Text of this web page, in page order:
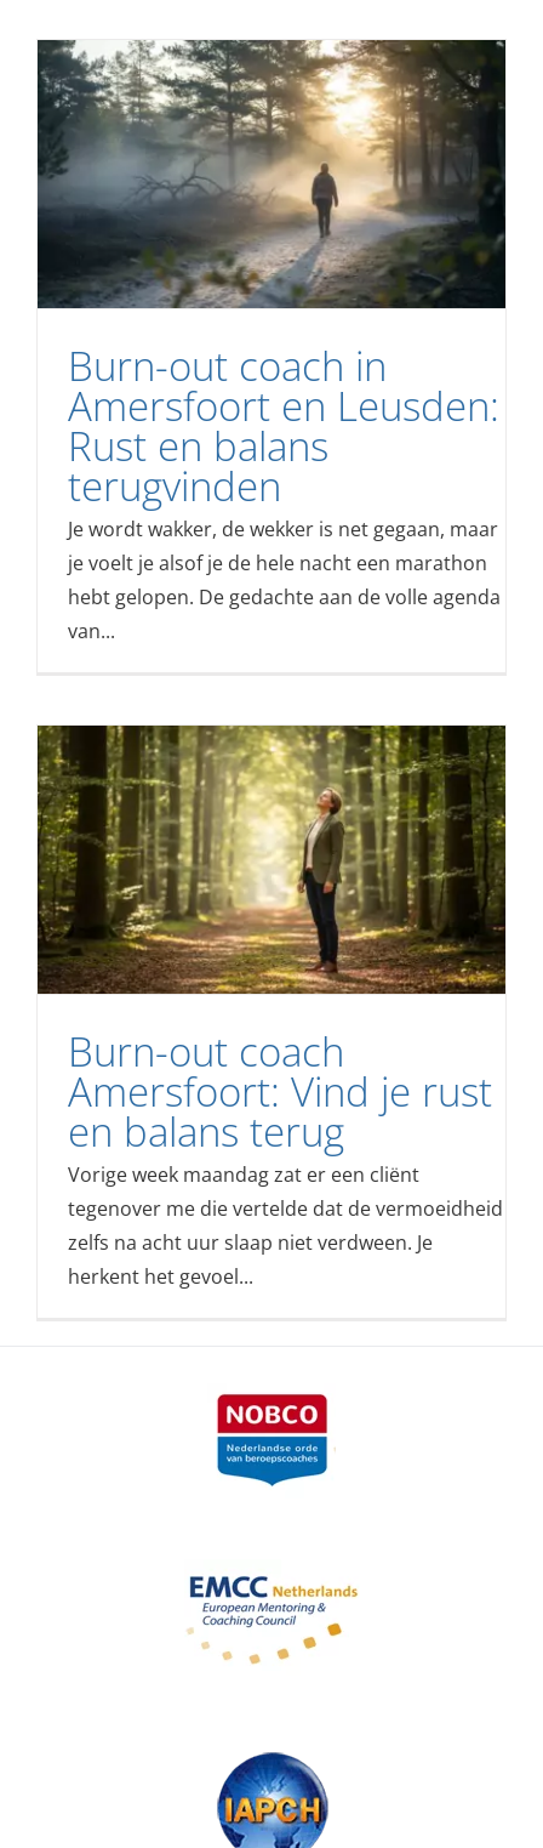
Burn-out coach in
Amersfoort en Leusden:
Rust en balans
terugvinden
Je wordt wakker, de wekker is net gegaan, maar
je voelt je alsof je de hele nacht een marathon
hebt gelopen. De gedachte aan de volle agenda
van...
Burn-out coach
Amersfoort: Vind je rust
en balans terug
Vorige week maandag zat er een cliënt
tegenover me die vertelde dat de vermoeidheid
zelfs na acht uur slaap niet verdween. Je
herkent het gevoel...